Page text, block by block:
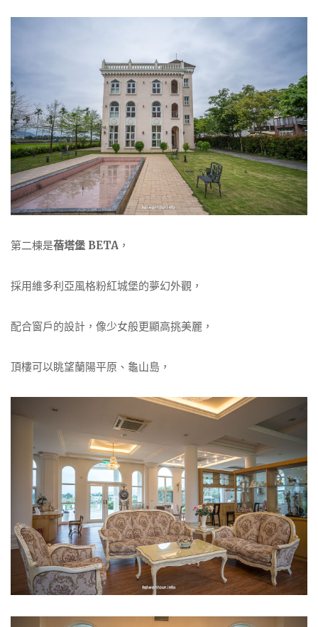
第二棟是蓓塔堡 BETA ，
採用維多利亞風格粉紅城堡的夢幻外觀，
配合窗戶的設計，像少女般更顯高挑美麗，
頂樓可以眺望蘭陽平原、龜山島，